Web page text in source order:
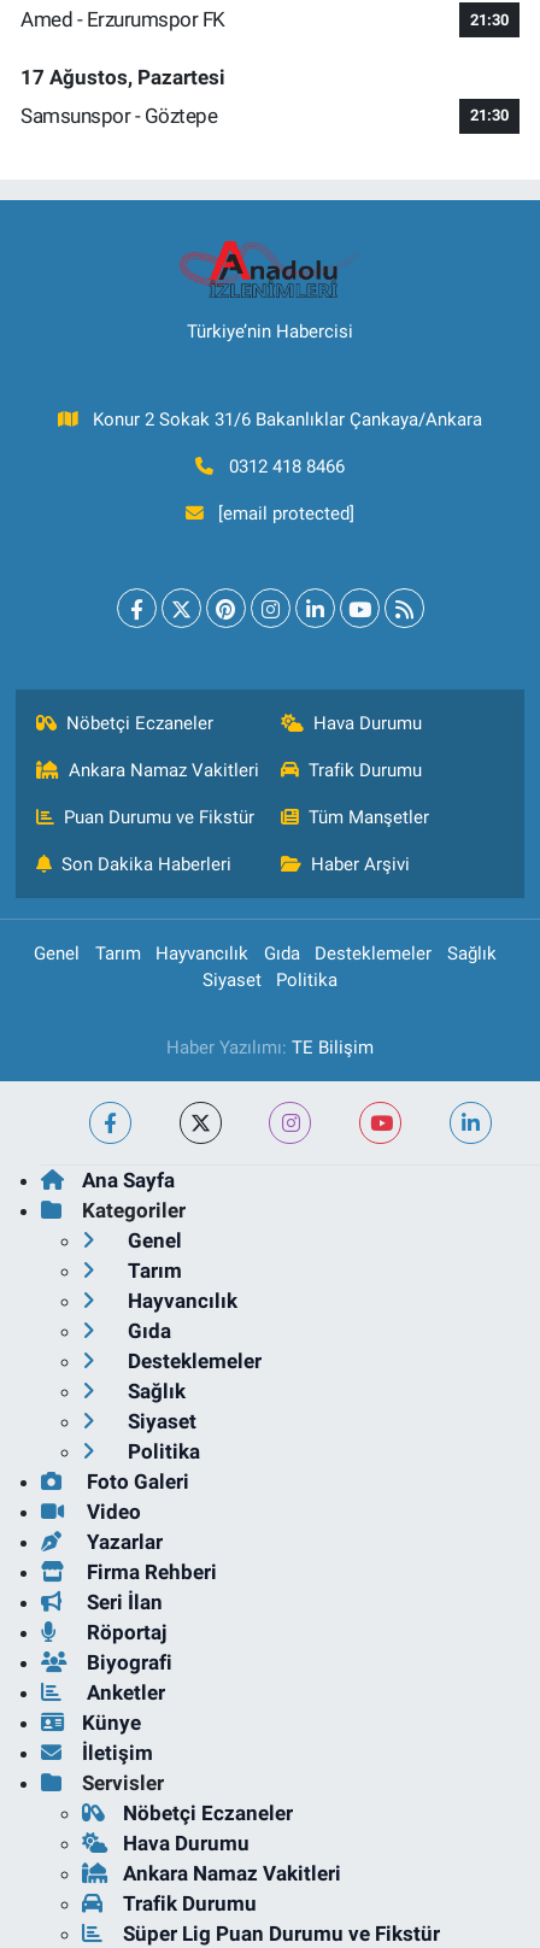
Amed - Erzurumspor FK 21:30
17 Ağustos, Pazartesi
Samsunspor - Göztepe
21:30
Türkiye’nin Habercisi
Konur 2 Sokak 31/6 Bakanlıklar Çankaya/Ankara
0312 418 8466
[email protected]
Nöbetçi Eczaneler Hava Durumu
Ankara Namaz Vakitleri Trafik Durumu
Puan Durumu ve Fikstür Tüm Manşetler
Son Dakika Haberleri Haber Arşivi
Genel Tarım Hayvancılık Gıda Desteklemeler
Sağlık
Siyaset
Politika
Haber Yazılımı: TE Bilişim
Ana Sayfa
Kategoriler
Genel
Tarım
Hayvancılık
Gıda
Desteklemeler
Sağlık
Siyaset
Politika
Foto Galeri
Video
Yazarlar
Firma Rehberi
Seri İlan
Röportaj
Biyografi
Anketler
Künye
İletişim
Servisler
Nöbetçi Eczaneler
Hava Durumu
Ankara Namaz Vakitleri
Trafik Durumu
Süper Lig Puan Durumu ve Fikstür